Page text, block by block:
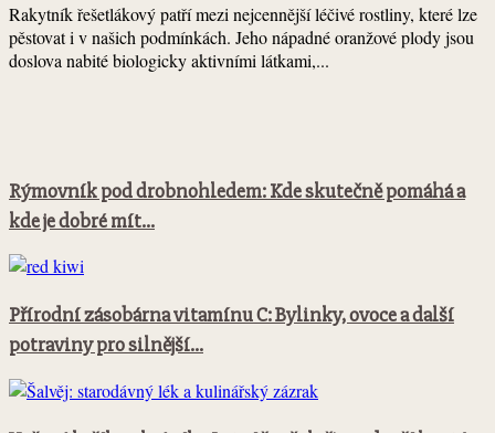
Rakytník řešetlákový patří mezi nejcennější léčivé rostliny, které lze
pěstovat i v našich podmínkách. Jeho nápadné oranžové plody jsou
doslova nabité biologicky aktivními látkami,...
Rýmovník pod drobnohledem: Kde skutečně pomáhá a
kde je dobré mít...
Přírodní zásobárna vitamínu C: Bylinky, ovoce a další
potraviny pro silnější...